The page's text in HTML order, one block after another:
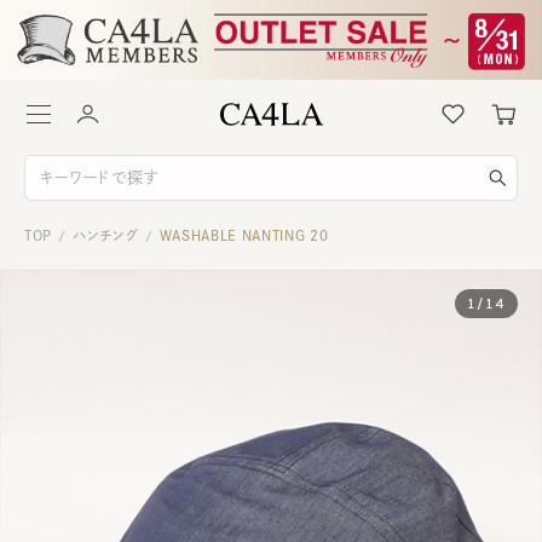
TOP / ハンチング / WASHABLE NANTING 20
1 / 14